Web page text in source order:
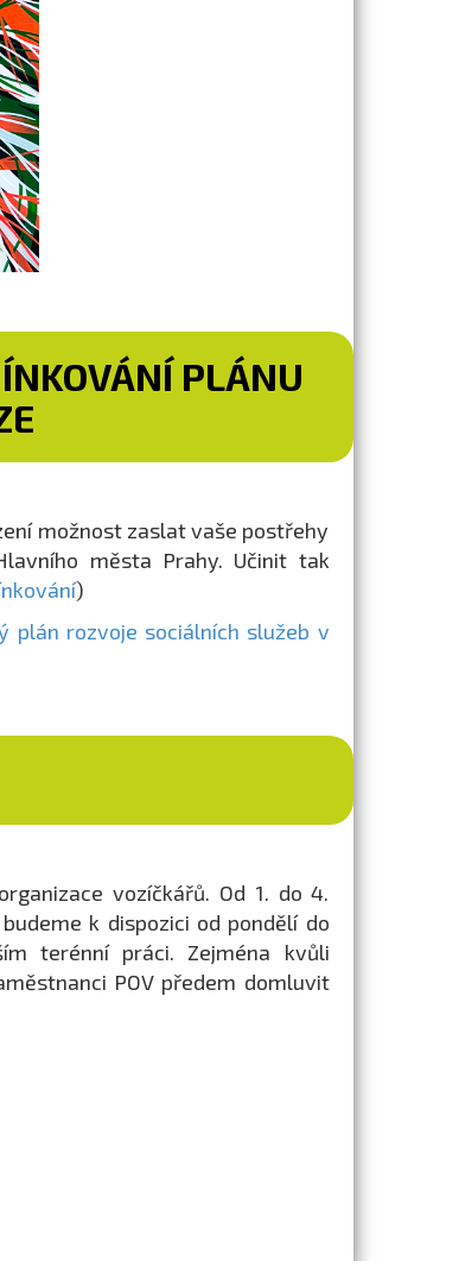
PLÁNU
možnost zaslat vaše postřehy
města Prahy. Učinit tak
)
plán rozvoje sociálních služeb v
vozíčkářů. Od 1. do 4.
k dispozici od pondělí do
terénní práci. Zejména kvůli
POV předem domluvit